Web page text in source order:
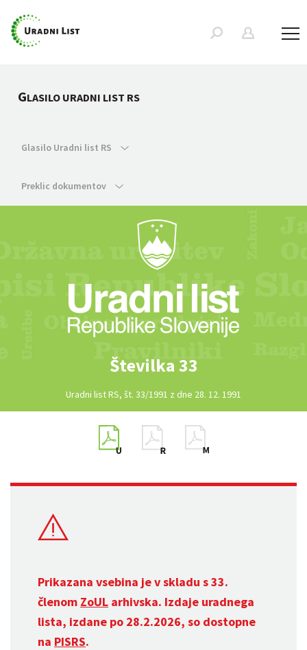
GLASILO URADNI LIST RS
Glasilo Uradni list RS
Preklic dokumentov
Številka 33
Uradni list RS, št. 33/1991 z dne 28. 12. 1991
Prikazana vsebina je v skladu s 33.
členom ZoUL arhivska. Izdaje uradnega
lista, izdane po 28.2.2026, so dostopne
na PISRS.